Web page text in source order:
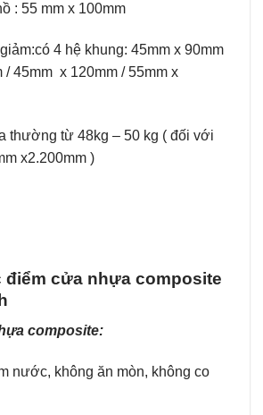
: 55 mm x 100mm
4 hệ khung: 45mm x 90mm
/ 45mm x 120mm / 55mm x
thường từ 48kg – 50 kg ( đối với
x2.200mm )
điểm cửa nhựa composite
composite:
nước, không ăn mòn, không co